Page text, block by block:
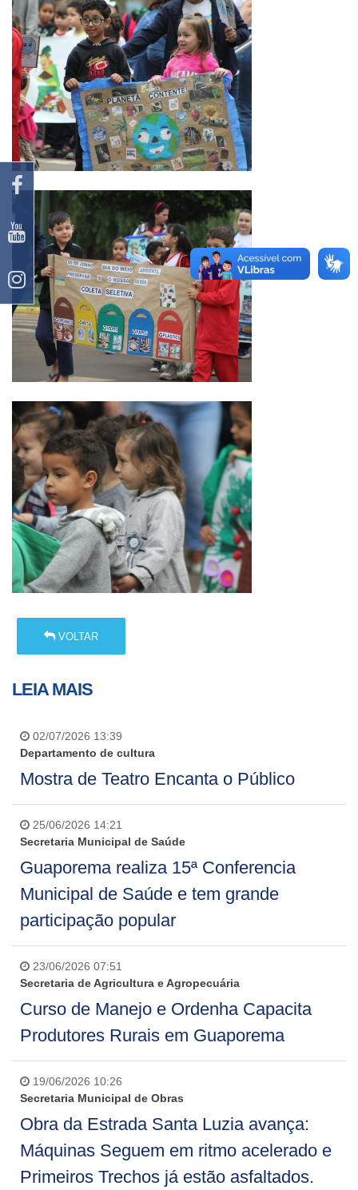
VOLTAR
LEIA MAIS
02/07/2026 13:39
Departamento de cultura
Mostra de Teatro Encanta o Público
25/06/2026 14:21
Secretaria Municipal de Saúde
Guaporema realiza 15ª Conferencia
Municipal de Saúde e tem grande
participação popular
23/06/2026 07:51
Secretaria de Agricultura e Agropecuária
Curso de Manejo e Ordenha Capacita
Produtores Rurais em Guaporema
19/06/2026 10:26
Secretaria Municipal de Obras
Obra da Estrada Santa Luzia avança:
Máquinas Seguem em ritmo acelerado e
Primeiros Trechos já estão asfaltados.